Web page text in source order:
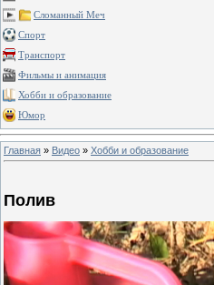
Сломанный Меч
Спорт
Транспорт
Фильмы и анимация
Хобби и образование
Юмор
Главная » Видео » Хобби и образование
Полив